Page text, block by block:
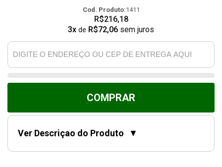
Cod. Produto:1411
R$216,18
3x de R$72,06 sem juros
COMPRAR
Ver Descriçao do Produto ▼